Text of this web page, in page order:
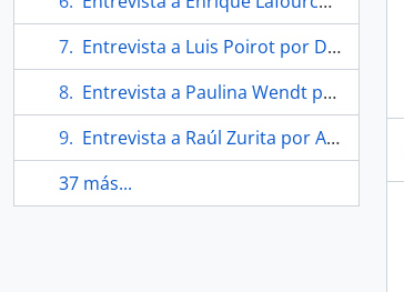
Entrevista a Luis Poirot por Diario La Tercera
Entrevista a Paulina Wendt por Andrés Gómez Bravo
Entrevista a Raúl Zurita por Ana María Guerra
37 más...